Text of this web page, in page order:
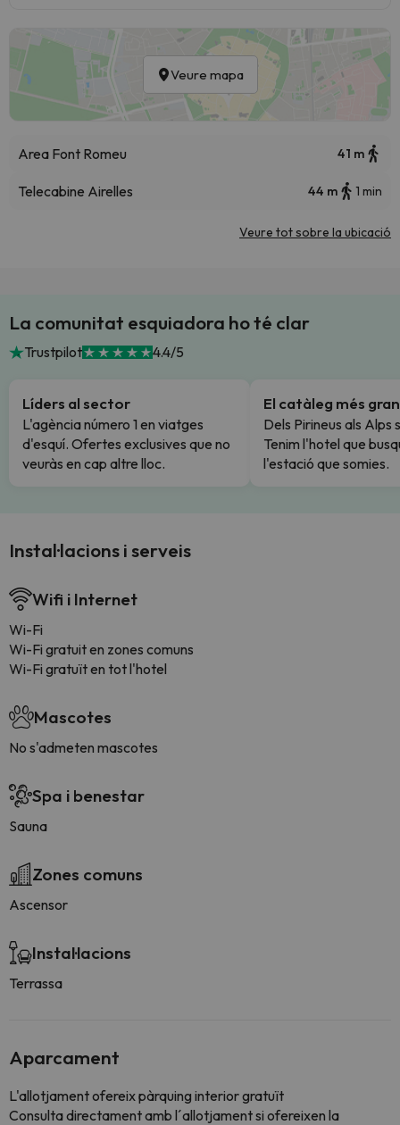
Veure mapa
Area Font Romeu 41 m
Telecabine Airelles 44 m 1 min
Veure tot sobre la ubicació
La comunitat esquiadora ho té clar
Trustpilot 4.4/5
Líders al sector
L'agència número 1 en viatges
d'esquí. Ofertes exclusives que no
veuràs en cap altre lloc.
El catàleg més gran
Dels Pirineus als Alps
Tenim l'hotel que
l'estació que somies.
Instal·lacions i serveis
Wifi i Internet
Wi-Fi
Wi-Fi gratuit en zones comuns
Wi-Fi gratuït en tot l'hotel
Mascotes
No s'admeten mascotes
Spa i benestar
Sauna
Zones comuns
Ascensor
Instal·lacions
Terrassa
Aparcament
L'allotjament ofereix pàrquing interior gratuït
Consulta directament amb l´allotjament si ofereixen la